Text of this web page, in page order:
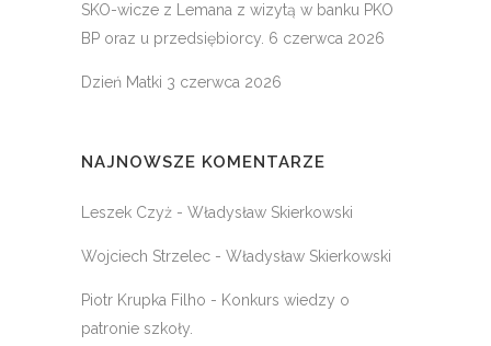
SKO-wicze z Lemana z wizytą w banku PKO
BP oraz u przedsiębiorcy. 6 czerwca 2026
Dzień Matki 3 czerwca 2026
NAJNOWSZE KOMENTARZE
Leszek Czyż - Władysław Skierkowski
Wojciech Strzelec - Władysław Skierkowski
Piotr Krupka Filho - Konkurs wiedzy o
patronie szkoły.